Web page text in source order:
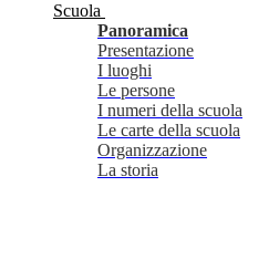
Scuola
Panoramica
Presentazione
I luoghi
Le persone
I numeri della scuola
Le carte della scuola
Organizzazione
La storia